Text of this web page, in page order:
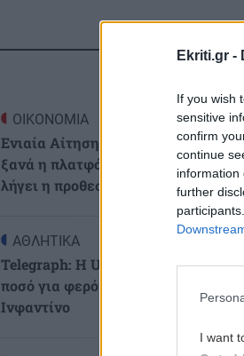
Ekriti.gr -
If you wish
sensitive
confirm
continue
information
further
I want
ΟΙΚΟΝΟΜΙΑ
Ενιαία Αίτηση Ενίσχυσης 2025:
ξανά η πλατφόρμα της ΑΑΔΕ –
λήγει η προθεσμία
ΑΘΛΗΤΙΚΑ
Telegraph: Η UEFA πλήρωσε
ποσό για φερόμενη σχέση του
Ινφαντίνο